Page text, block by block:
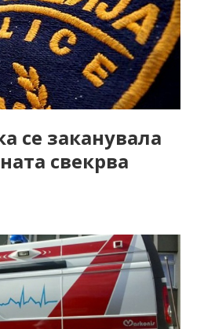
се заканувала
свекрва